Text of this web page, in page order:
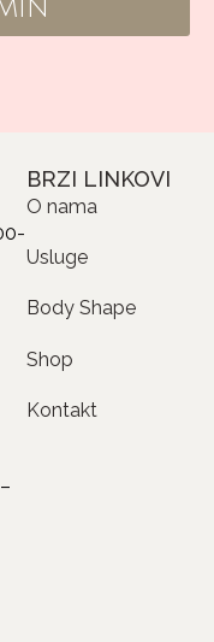
BRZI LINKOVI
O nama
Usluge
Body Shape
Shop
Kontakt